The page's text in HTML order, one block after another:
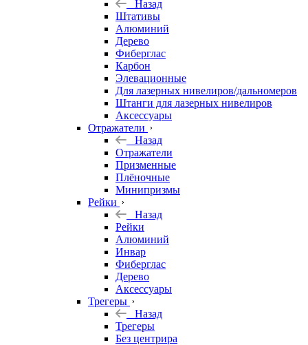
Назад
Штативы
Алюминий
Дерево
Фиберглас
Карбон
Элевационные
Для лазерных нивелиров/дальномеров
Штанги для лазерных нивелиров
Аксессуары
Отражатели
Назад
Отражатели
Призменные
Плёночные
Минипризмы
Рейки
Назад
Рейки
Алюминий
Инвар
Фиберглас
Дерево
Аксессуары
Трегеры
Назад
Трегеры
Без центрира